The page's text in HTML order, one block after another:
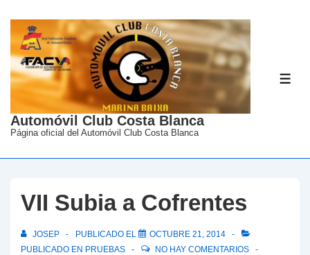
Saltar
contenido
principal
Automóvil Club Costa Blanca
Página oficial del Automóvil Club Costa Blanca
VII Subia a Cofrentes
JOSEP PUBLICADO EL
OCTUBRE 21, 2014
PUBLICADO EN PRUEBAS
NO HAY COMENTARIOS